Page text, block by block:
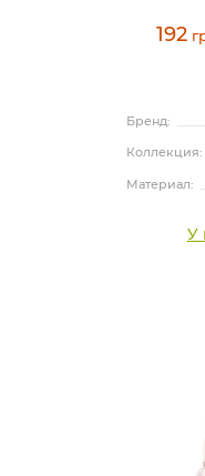
192
Бренд:
Коллекция:
Материал:
У